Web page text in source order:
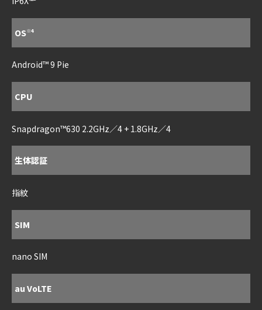
OS※4
Android™ 9 Pie
CPU
Snapdragon™630 2.2GHz／4 + 1.8GHz／4
生体認証
指紋
SIM
nano SIM
au VoLTE